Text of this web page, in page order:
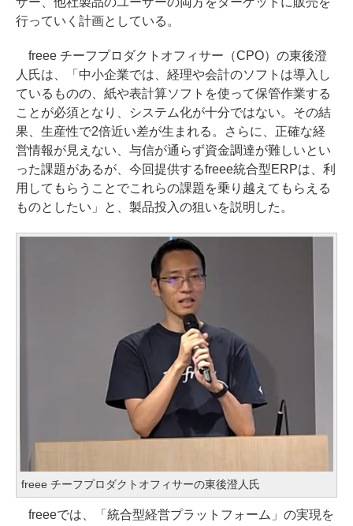
行っていく計画としている。
freee チーフプロダクトオフィサー（CPO）の東後澄
人氏は、「中小企業では、経理や会計のソフトは導入し
ているものの、紙や表計算ソフトを使って保管作業する
ことが必須となり、システム化が十分ではない。その結
果、生産性で2倍近い差が生まれる。さらに、正確な経
営情報が見えない、与信が通らず資金調達が難しいとい
った課題があるが、今回提供するfreee統合型ERPは、利
用してもらうことでこれらの課題を乗り越えてもらえる
ものとしたい」と、製品投入の狙いを説明した。
freee チーフプロダクトオフィサーの東後澄人氏
freeeでは、「統合型経営プラットフォーム」の実現を